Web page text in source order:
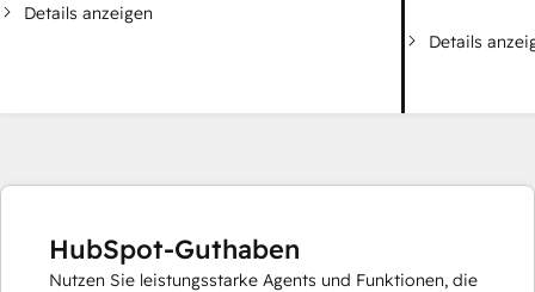
Details anzeigen
Details
HubSpot-Guthaben
Nutzen Sie leistungsstarke Agents und Funktionen, die